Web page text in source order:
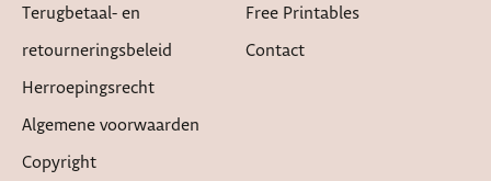
Terugbetaal- en
retourneringsbeleid
Herroepingsrecht
Algemene voorwaarden
Copyright
Free Printables
Contact